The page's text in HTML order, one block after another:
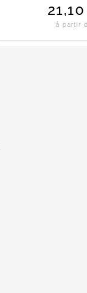
à partir